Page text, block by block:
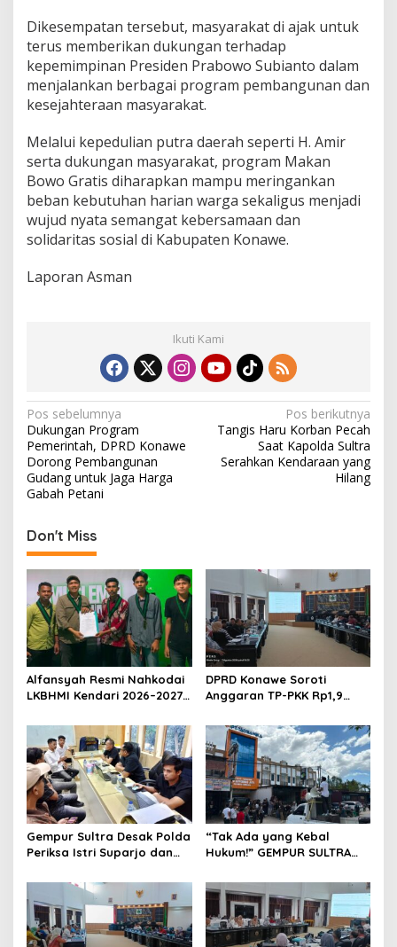
Dikesempatan tersebut, masyarakat di ajak untuk
terus memberikan dukungan terhadap
kepemimpinan Presiden Prabowo Subianto dalam
menjalankan berbagai program pembangunan dan
kesejahteraan masyarakat.
Melalui kepedulian putra daerah seperti H. Amir
serta dukungan masyarakat, program Makan
Bowo Gratis diharapkan mampu meringankan
beban kebutuhan harian warga sekaligus menjadi
wujud nyata semangat kebersamaan dan
solidaritas sosial di Kabupaten Konawe.
Laporan Asman
Ikuti Kami
N
a
v
i
a
s
i
p
o
s
Pos sebelumnya
Dukungan Program
Pemerintah, DPRD Konawe
Dorong Pembangunan
Gudang untuk Jaga Harga
Gabah Petani
Pos berikutnya
Tangis Haru Korban Pecah
Saat Kapolda Sultra
Serahkan Kendaraan yang
Hilang
Don't Miss
Alfansyah Resmi Nahkodai
LKBHMI Kendari 2026–2027,
Hukum
DPRD Konawe Soroti
Anggaran TP-PKK Rp1,9
untuk Perjalanan Dinas
Gempur Sultra Desak Polda
Periksa Istri Suparjo dan
Kasus Tambang Ilegal
“Tak Ada yang Kebal
Hukum!” GEMPUR SULTRA
Tanawali dan PT
Tadisangka, Siap Kuasai
Lahan Puuwatu